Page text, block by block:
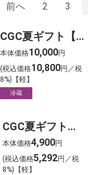
前へ 2 3
CGC夏ギフト【1205】人形町今半 黒毛和牛すき焼用(500g)
本体価格10,000円
(税込価格10,800円／税
8%)【軽】
冷蔵
CGC夏ギフト【1303】沖縄ブルーシール アイスギフト(12個)
本体価格4,900円
(税込価格5,292円／税
8%)【軽】